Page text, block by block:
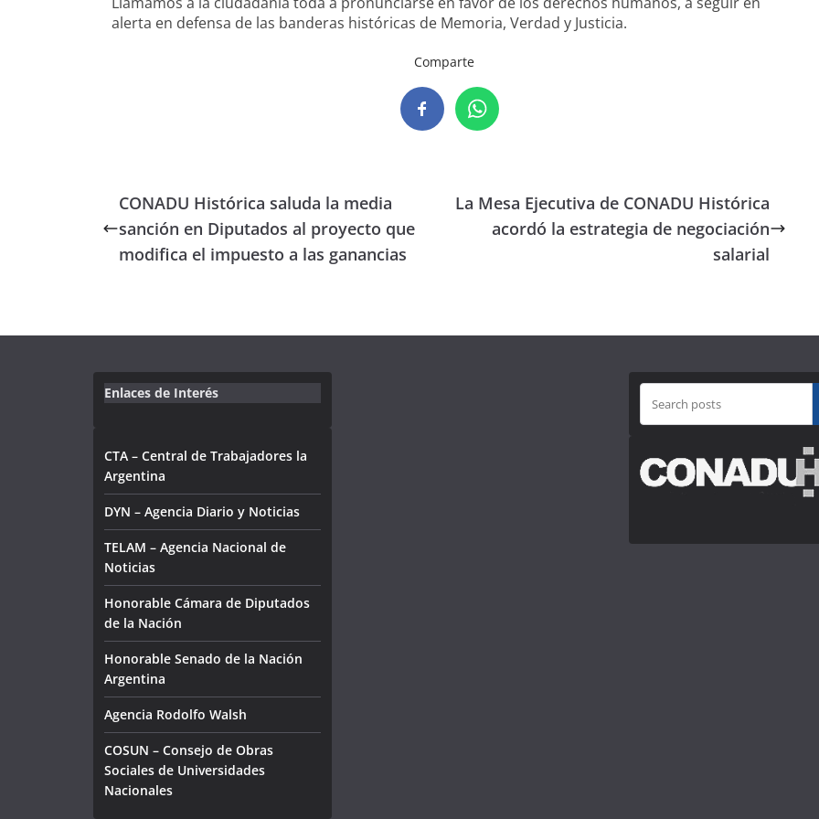
alerta en defensa de las banderas históricas de Memoria, Verdad y Justicia.
Comparte
CONADU Histórica saluda la media
sanción en Diputados al proyecto que
modifica el impuesto a las ganancias
La Mesa Ejecutiva de CONADU Histórica
acordó la estrategia de negociación
salarial
Enlaces de Interés
CTA – Central de Trabajadores la
Argentina
DYN – Agencia Diario y Noticias
TELAM – Agencia Nacional de
Noticias
Honorable Cámara de Diputados
de la Nación
Honorable Senado de la Nación
Argentina
Agencia Rodolfo Walsh
COSUN – Consejo de Obras
Sociales de Universidades
Nacionales